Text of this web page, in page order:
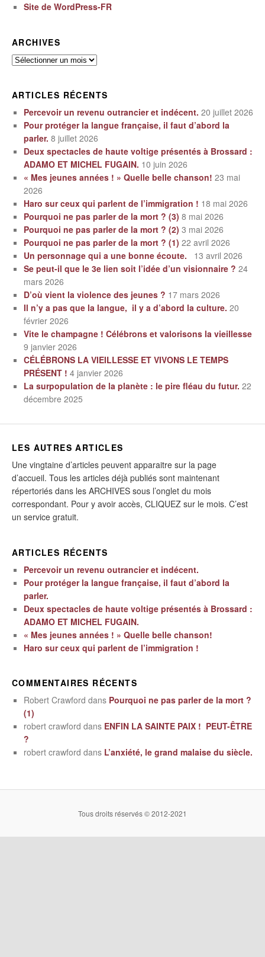
Site de WordPress-FR
ARCHIVES
Archives
ARTICLES RÉCENTS
Percevoir un revenu outrancier et indécent. 20 juillet 2026
Pour protéger la langue française, il faut d’abord la
parler. 8 juillet 2026
Deux spectacles de haute voltige présentés à Brossard :
ADAMO ET MICHEL FUGAIN. 10 juin 2026
« Mes jeunes années ! » Quelle belle chanson! 23 mai
2026
Haro sur ceux qui parlent de l’immigration ! 18 mai 2026
Pourquoi ne pas parler de la mort ? (3) 8 mai 2026
Pourquoi ne pas parler de la mort ? (2) 3 mai 2026
Pourquoi ne pas parler de la mort ? (1) 22 avril 2026
Un personnage qui a une bonne écoute.
13 avril 2026
Se peut-il que le 3e lien soit l’idée d’un visionnaire ? 24
mars 2026
D’où vient la violence des jeunes ? 17 mars 2026
Il n’y a pas que la langue, il y a d’abord la culture. 20
février 2026
Vite le champagne ! Célébrons et valorisons la vieillesse
9 janvier 2026
CÉLÉBRONS LA VIEILLESSE ET VIVONS LE TEMPS
PRÉSENT ! 4 janvier 2026
La surpopulation de la planète : le pire fléau du futur. 22
décembre 2025
LES AUTRES ARTICLES
Une vingtaine d’articles peuvent apparaitre sur la page
d’accueil. Tous les articles déjà publiés sont maintenant
répertoriés dans les ARCHIVES sous l’onglet du mois
correspondant. Pour y avoir accès, CLIQUEZ sur le mois. C’est
un service gratuit.
ARTICLES RÉCENTS
Percevoir un revenu outrancier et indécent.
Pour protéger la langue française, il faut d’abord la
parler.
Deux spectacles de haute voltige présentés à Brossard :
ADAMO ET MICHEL FUGAIN.
« Mes jeunes années ! » Quelle belle chanson!
Haro sur ceux qui parlent de l’immigration !
COMMENTAIRES RÉCENTS
Robert Crawford dans Pourquoi ne pas parler de la mort ?
(1)
robert crawford dans ENFIN LA SAINTE PAIX ! PEUT-ÊTRE
?
robert crawford dans L’anxiété, le grand malaise du siècle.
Tous droits réservés © 2012-2021